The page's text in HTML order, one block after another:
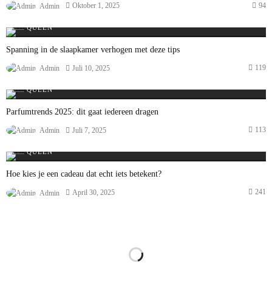
Admin Oktober 1, 2025 94
QUEEN
Spanning in de slaapkamer verhogen met deze tips
Admin Juli 10, 2025 119
QUEEN
Parfumtrends 2025: dit gaat iedereen dragen
Admin Juli 7, 2025 113
QUEEN
Hoe kies je een cadeau dat echt iets betekent?
Admin April 30, 2025 241